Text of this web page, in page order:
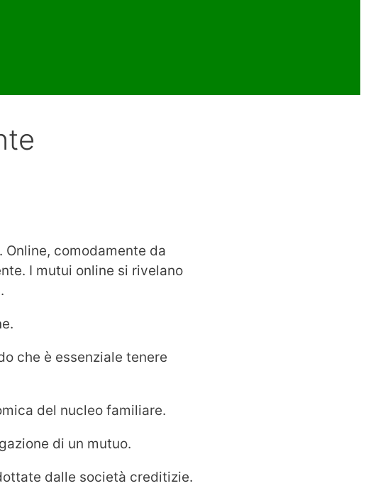
comodamente da
I mutui online si rivelano
che è essenziale tenere
del nucleo familiare.
di un mutuo.
dalle società creditizie.